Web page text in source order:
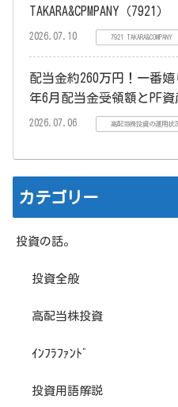
TAKARA&CPMPANY（7921）
2026.07.10 7921 TAKARA&COMPANY
配当金約260万円！一番
年6月配当金受領額とPF資
2026.07.06 高配当株投資の運用状
カテゴリー
投資の話。
投資全般
高配当株投資
ｲﾝﾌﾗﾌｧﾝﾄﾞ
投資用語解説